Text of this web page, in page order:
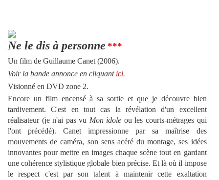
Ne le dis à personne ***
Un film de Guillaume Canet (2006).
Voir la bande annonce en cliquant ici.
Visionné en DVD zone 2.
Encore un film encensé à sa sortie et que je découvre bien
tardivement. C'est en tout cas la révélation d'un excellent
réalisateur (je n'ai pas vu Mon idole ou les courts-métrages qui
l'ont précédé). Canet impressionne par sa maîtrise des
mouvements de caméra, son sens acéré du montage, ses idées
innovantes pour mettre en images chaque scène tout en gardant
une cohérence stylistique globale bien précise. Et là où il impose
le respect c'est par son talent à maintenir cette exaltation